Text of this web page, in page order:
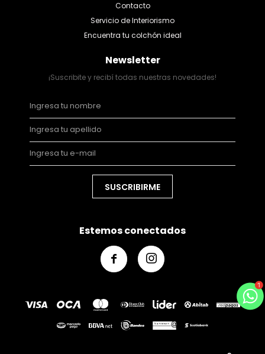
Contacto
Servicio de Interiorismo
Encuentra tu colchón ideal
Newsletter
¡Suscribite y recibí todas nuestras novedades!
SUSCRIBIRME
Estemos conectados
 